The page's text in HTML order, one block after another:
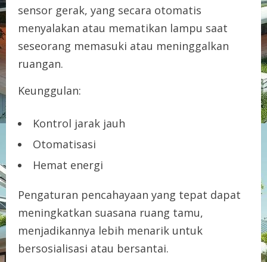
sensor gerak, yang secara otomatis
menyalakan atau mematikan lampu saat
seseorang memasuki atau meninggalkan
ruangan.
Keunggulan:
Kontrol jarak jauh
Otomatisasi
Hemat energi
Pengaturan pencahayaan yang tepat dapat
meningkatkan suasana ruang tamu,
menjadikannya lebih menarik untuk
bersosialisasi atau bersantai.